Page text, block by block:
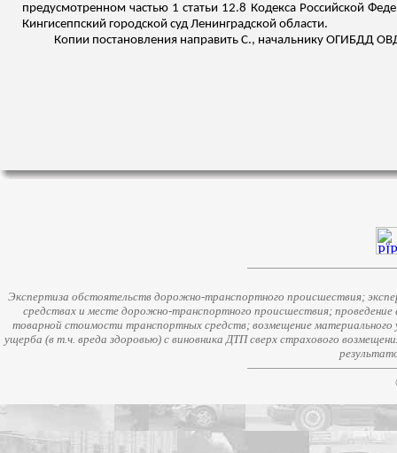
предусмотренном частью 1 статьи 12.8 Кодекса Российской
Кингисеппский городской суд Ленинградской области.
Копии постановления направить С., начальнику ОГИБДД
Экспертиза обстоятельств дорожно-транспортного происшествия;
средствах и месте дорожно-транспортного происшествия;
товарной стоимости транспортных средств; возмещение
ущерба (в т.ч. вреда здоровью) с виновника ДТП сверх страхового